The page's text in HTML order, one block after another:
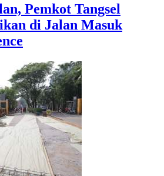
Pemkot Tangsel
di Jalan Masuk